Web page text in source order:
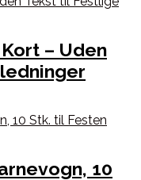
– Uden
10